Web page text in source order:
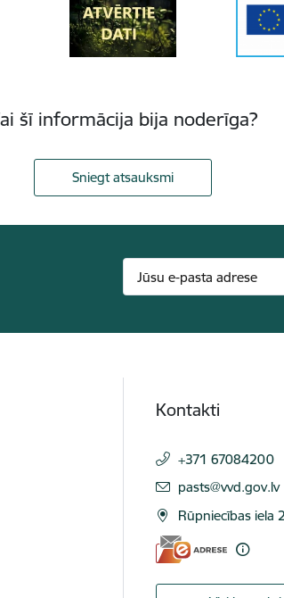
šī informācija bija noderīga?
Sniegt atsauksmi
Kontakti
+371 67084200
E-pasts:
pasts@vvd.gov.lv
Rūpniecības iela